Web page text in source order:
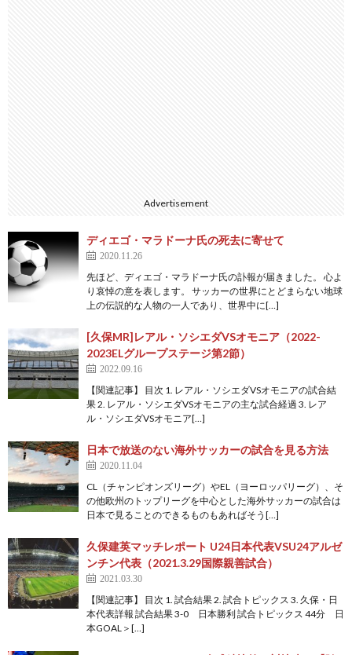
Advertisement
ディエゴ・マラドーナ氏の死去に寄せて
2020.11.26
先ほど、ディエゴ・マラドーナ氏の訃報が届きました。 心よ
り哀悼の意を表します。 サッカーの世界にとどまらない地球
上の伝説的な人物の一人であり、世界中に[…]
[久保MR]レアル・ソシエダVSオモニア（2022-
2023ELグループステージ第2節）
2022.09.16
【関連記事】 目次 1. レアル・ソシエダVSオモニアの試合結
果 2. レアル・ソシエダVSオモニアの主な試合経過 3. レア
ル・ソシエダVSオモニア[…]
日本で放送のない海外サッカーの試合を見る方法
2020.11.04
CL（チャンピオンズリーグ）やEL（ヨーロッパリーグ）、そ
の他欧州のトップリーグを中心とした海外サッカーの試合は
日本で見ることのできるものもあればそう[…]
久保建英マッチレポート U24日本代表VSU24アルゼ
ンチン代表（2021.3.29国際親善試合）
2021.03.30
【関連記事】 目次 1. 試合結果 2. 試合トピックス 3. 久保・日
本代表詳報 試合結果 3-0 日本勝利 試合トピックス 44分 日
本GOAL＞[…]